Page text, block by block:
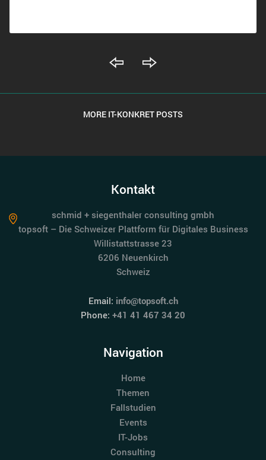
MORE IT-KONKRET POSTS
Kontakt
schmid + siegenthaler consulting gmbh
topsoft – Die Schweizer Plattform für Digitales Business
Willistattstrasse 23
6206 Neuenkirch
Schweiz
Email: info@topsoft.ch
Phone: +41 41 467 34 20
Navigation
Home
Themen
Fallstudien
Events
IT-Jobs
Consulting